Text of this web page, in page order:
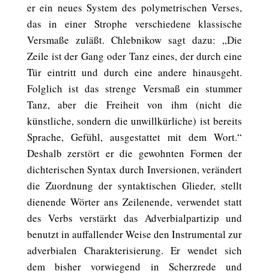
er ein neues System des polymetrischen Verses,
das in einer Strophe verschiedene klassische
Versmaße zuläßt. Chlebnikow sagt dazu: „Die
Zeile ist der Gang oder Tanz eines, der durch eine
Tür eintritt und durch eine andere hinausgeht.
Folglich ist das strenge Versmaß ein stummer
Tanz, aber die Freiheit von ihm (nicht die
künstliche, sondern die unwillkürliche) ist bereits
Sprache, Gefühl, ausgestattet mit dem Wort.“
Deshalb zerstört er die gewohnten Formen der
dichterischen Syntax durch Inversionen, verändert
die Zuordnung der syntaktischen Glieder, stellt
dienende Wörter ans Zeilenende, verwendet statt
des Verbs verstärkt das Adverbialpartizip und
benutzt in auffallender Weise den Instrumental zur
adverbialen Charakterisierung. Er wendet sich
dem bisher vorwiegend in Scherzrede und